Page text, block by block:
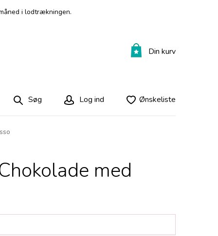
i lodtrækningen.
Din kurv
Søg Log ind Ønskeliste
med